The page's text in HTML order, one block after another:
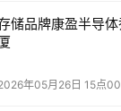
候，不少技术
建立全球最大的
储品牌康盈半导
年05月26日 15点